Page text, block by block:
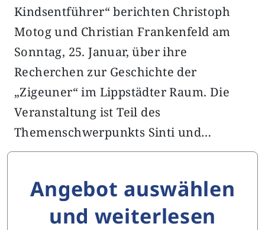
Kindsentführer“ berichten Christoph
Motog und Christian Frankenfeld am
Sonntag, 25. Januar, über ihre
Recherchen zur Geschichte der
„Zigeuner“ im Lippstädter Raum. Die
Veranstaltung ist Teil des
Themenschwerpunkts Sinti und…
Angebot auswählen
und weiterlesen